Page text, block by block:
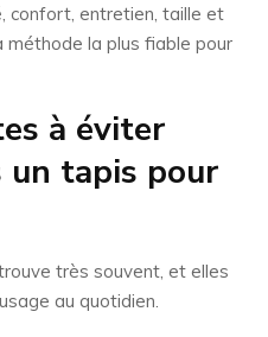
confort, entretien, taille et
méthode la plus fiable pour
à éviter
un tapis pour
très souvent, et elles
au quotidien.